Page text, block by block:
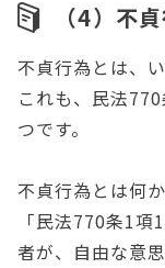
（4）不
不貞行為とは、
これも、民法
つです。
不貞行為とは何
「民法770条1
者が、自由な意